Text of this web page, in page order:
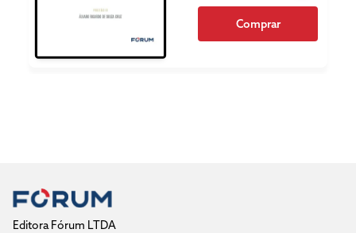
Comprar
Editora Fórum LTDA